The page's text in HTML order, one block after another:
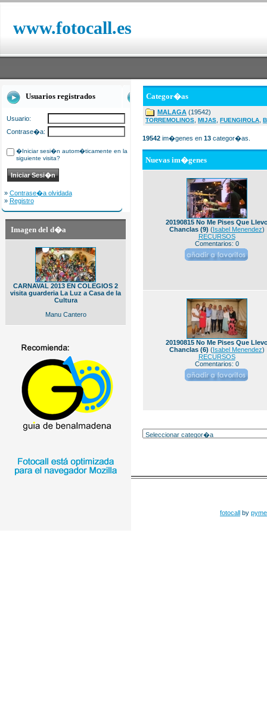
www.fotocall.es
Usuarios registrados
Usuario:
Contrase�a:
�Iniciar sesi�n autom�ticamente en la
siguiente visita?
» Contrase�a olvidada
» Registro
Imagen del d�a
CARNAVAL 2013 EN COLEGIOS 2
visita guarderia La Luz a Casa de la
Cultura
Manu Cantero
Categor�as
MALAGA (19542)
TORREMOLINOS MIJAS FUENGIROLA
19542 im�genes en 13 categor�as.
Nuevas im�genes
20190815 No Me Pises Que
Chanclas (9) (Isabel Menendez)
RECURSOS
Comentarios: 0
20190815 No Me Pises Que
Chanclas (6) (Isabel Menendez)
RECURSOS
Comentarios: 0
fotocall by